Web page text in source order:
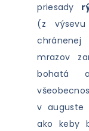
priesady
(z
mrazov
bohatá
v auguste
ako keby